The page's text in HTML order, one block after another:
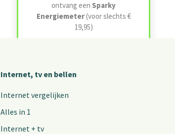
ontvang een Sparky
Energiemeter(voor slechts €
19,95)
Internet, tv en bellen
Internet vergelijken
Alles in 1
Internet + tv